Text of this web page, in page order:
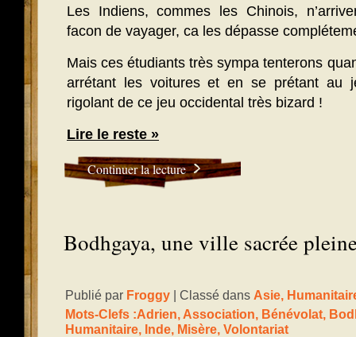
Les Indiens, commes les Chinois,
facon de vayager, ca les dépasse
Mais ces étudiants très sympa tenterons
arrétant les voitures et en se prétant au
rigolant de ce jeu occidental très bizard !
Lire le reste »
Continuer la lecture
Bodhgaya, une ville sacrée
Publié par Froggy | Classé dans Asie,
Mots-Clefs :Adrien, Association, Bénévolat,
Humanitaire, Inde, Misère, Volontariat